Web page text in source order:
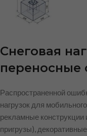
Снеговая
переносные
Распространенной
нагрузок для
рекламные
пригрузы),